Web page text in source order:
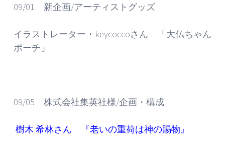
09/01 新企画/アーティストグッズ
イラストレーター・keycoccoさん 「大仏ちゃん
ポーチ」
09/05 株式会社集英社様/企画・構成
樹木 希林さん 『老いの重荷は神の賜物』